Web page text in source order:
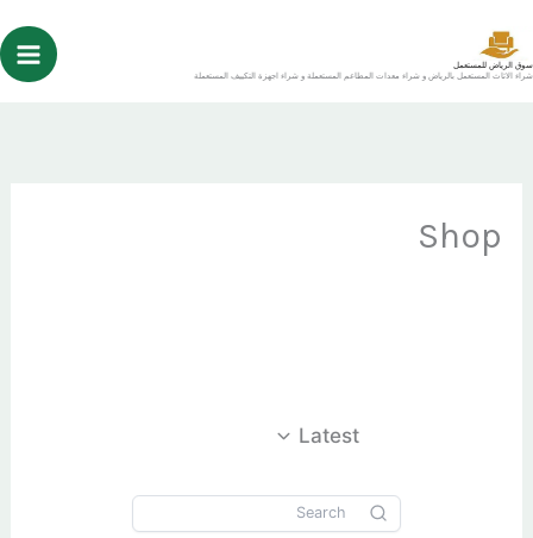
إلى
المحتوى
سوق الرياض للمستعمل
شراء الاثاث المستعمل بالرياض و شراء معدات المطاعم المستعملة و شراء اجهزة التكييف المستعملة
Shop
Latest